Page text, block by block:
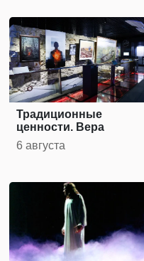
Традиционные
ценности. Вера
6 августа